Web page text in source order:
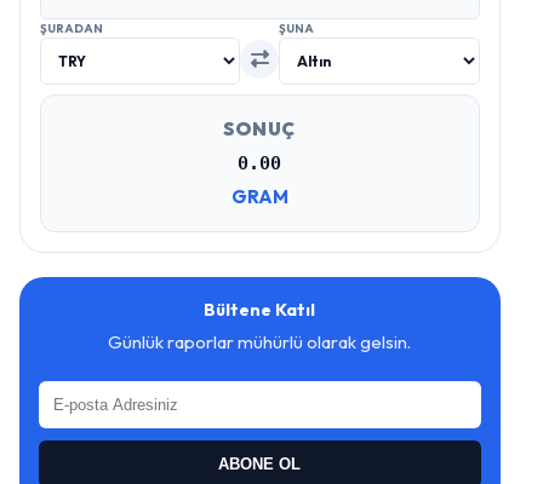
ŞURADAN ŞUNA
SONUÇ
0.00
GRAM
Bültene Katıl
Günlük raporlar mühürlü olarak gelsin.
ABONE OL